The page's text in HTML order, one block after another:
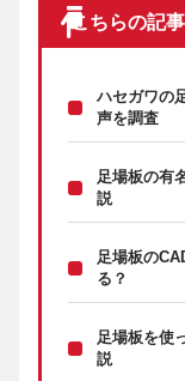
こちらの記
ハセガワの
声を調査
足場板の有
説
足場板の
る？
足場板を使
説